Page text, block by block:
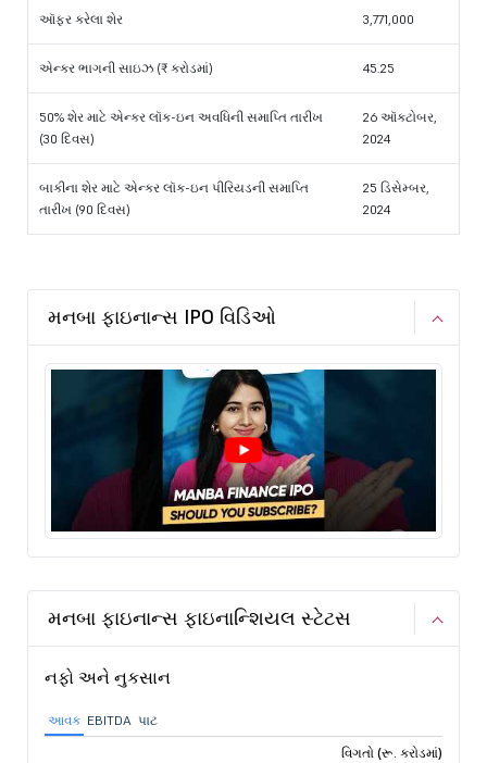
ઑફર કરેલા શેર 3,771,000
એન્કર ભાગની સાઇઝ (₹ કરોડમાં) 45.25
50% શેર માટે એન્કર લૉક-ઇન અવધિની સમાપ્તિ તારીખ
(30 દિવસ)
26 ઑક્ટોબર,
2024
બાકીના શેર માટે એન્કર લૉક-ઇન પીરિયડની સમાપ્તિ
તારીખ (90 દિવસ)
25 ડિસેમ્બર,
2024
મનબા ફાઇનાન્સ IPO વિડિઓ
મનબા ફાઇનાન્સ ફાઇનાન્શિયલ સ્ટેટસ
નફો અને નુકસાન
આવક EBITDA પાટ
વિગતો (રૂ. કરોડમાં)